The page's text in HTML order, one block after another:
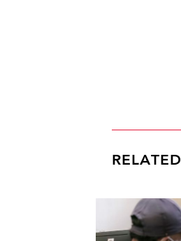
RELATED